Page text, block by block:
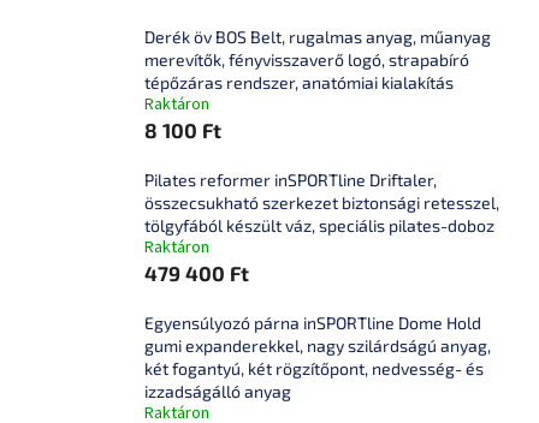
Derék öv BOS Belt, rugalmas anyag, műanyag
merevítők, fényvisszaverő logó, strapabíró
tépőzáras rendszer, anatómiai kialakítás
Raktáron
8 100 Ft
Pilates reformer inSPORTline Driftaler,
összecsukható szerkezet biztonsági retesszel,
tölgyfából készült váz, speciális pilates-doboz
Raktáron
479 400 Ft
Egyensúlyozó párna inSPORTline Dome Hold
gumi expanderekkel, nagy szilárdságú anyag,
két fogantyú, két rögzítőpont, nedvesség- és
izzadságálló anyag
Raktáron